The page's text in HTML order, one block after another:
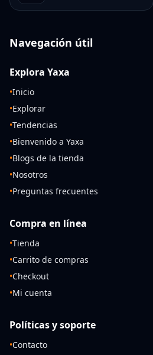
Navegación útil
Explora Yaxa
•Inicio
•Explorar
•Tendencias
•Bienvenido a Yaxa
•Blogs de la tienda
•Nosotros
•Preguntas frecuentes
Compra en línea
•Tienda
•Carrito de compras
•Checkout
•Mi cuenta
Políticas y soporte
•Contacto